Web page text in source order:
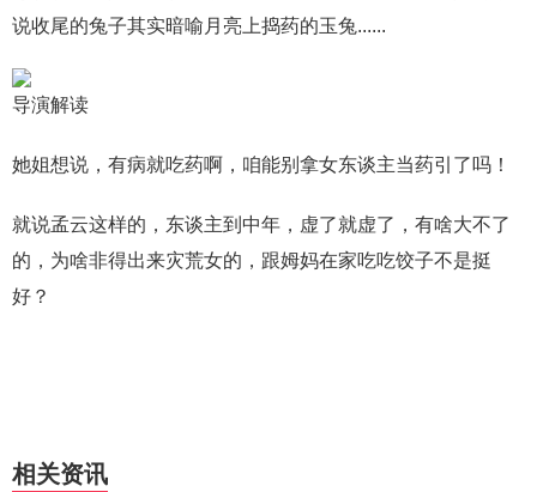
说收尾的兔子其实暗喻月亮上捣药的玉兔......
导演解读
她姐想说，有病就吃药啊，咱能别拿女东谈主当药引了吗！
就说孟云这样的，东谈主到中年，虚了就虚了，有啥大不了
的，为啥非得出来灾荒女的，跟姆妈在家吃吃饺子不是挺
好？
相关资讯